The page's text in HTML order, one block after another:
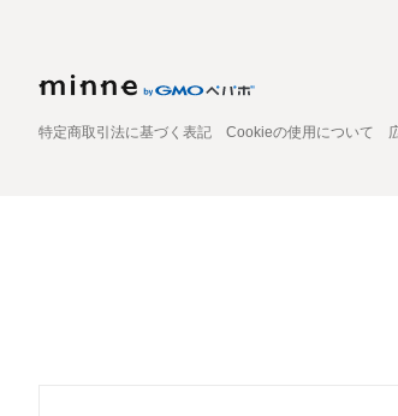
特定商取引法に基づく表記 Cookieの使用について